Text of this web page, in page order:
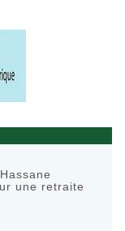
une retraite